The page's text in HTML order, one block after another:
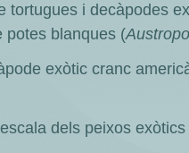
tortugues i decàpodes
potes blanques (
exòtic cranc
dels peixos